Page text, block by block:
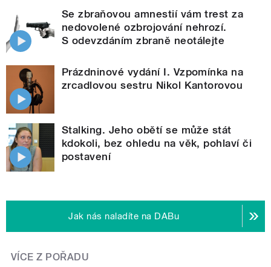
Se zbraňovou amnestií vám trest za
nedovolené ozbrojování nehrozí.
S odevzdáním zbraně neotálejte
Prázdninové vydání I. Vzpomínka na
zrcadlovou sestru Nikol Kantorovou
Stalking. Jeho obětí se může stát
kdokoli, bez ohledu na věk, pohlaví či
postavení
Jak nás naladíte na DABu
VÍCE Z POŘADU